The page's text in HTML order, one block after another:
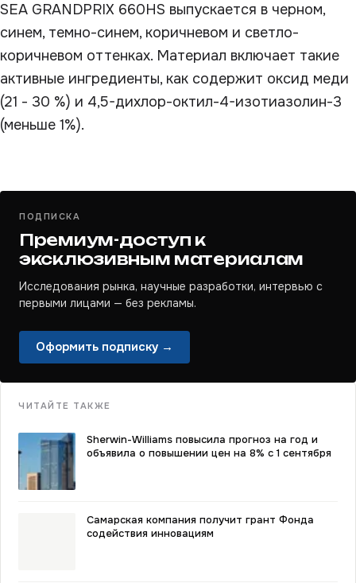
SEA GRANDPRIX 660HS выпускается в черном,
синем, темно-синем, коричневом и светло-
коричневом оттенках. Материал включает такие
активные ингредиенты, как содержит оксид меди
(21 - 30 %) и 4,5-дихлор-октил-4-изотиазолин-3
(меньше 1%).
ПОДПИСКА
Премиум-доступ к
эксклюзивным материалам
Исследования рынка, научные разработки, интервью с
первыми лицами — без рекламы.
Оформить подписку →
ЧИТАЙТЕ ТАКЖЕ
Sherwin-Williams повысила прогноз на год и
объявила о повышении цен на 8% с 1 сентября
Самарская компания получит грант Фонда
содействия инновациям